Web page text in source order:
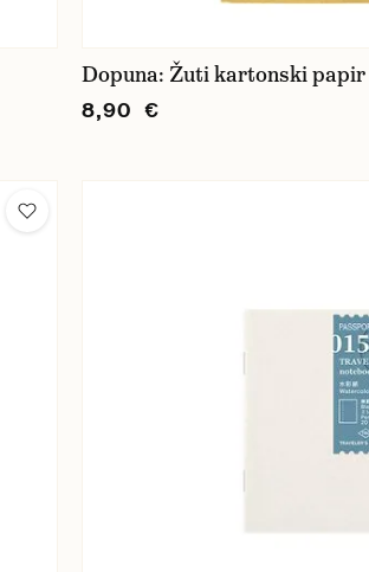
Dopuna: Žuti kartonski papir
8,90 €